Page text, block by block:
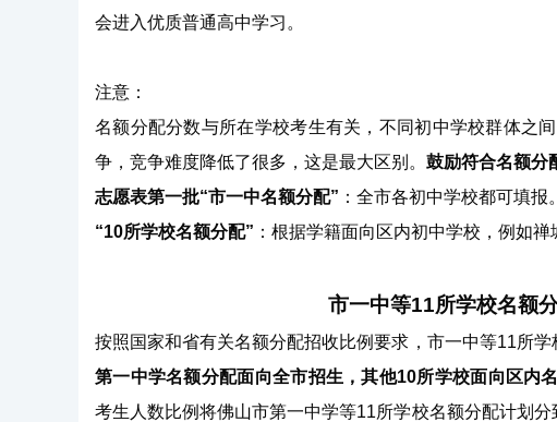
会进入优质普通高中学习。
注意：
名额分配分数与所在学校考生有关，不同初中学校群体之
争，竞争难度降低了很多，这是最大区别。 鼓励符合名额分
志愿表第一批“市一中名额分配” ：全市各初中学校都可填报。
“10所学校名额分配” ：根据学籍面向区内初中学校，例如
市一中等11所学校名额
按照国家和省有关名额分配招收比例要求，市一中等11所
第一中学名额分配面向全市招生，其他10所学校面向区内
考生人数比例将佛山市第一中学等11所学校名额分配计划